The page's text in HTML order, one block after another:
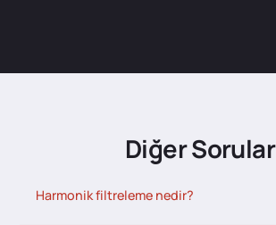
Diğer Sorular
Harmonik filtreleme nedir?